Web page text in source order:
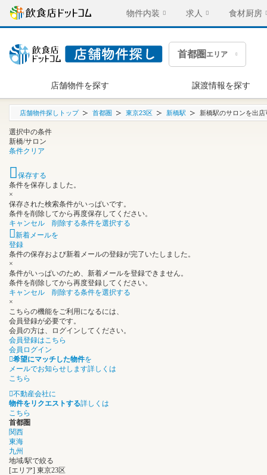
物件内装 求人 食材厨房
首都圏 エリア
店舗物件を探す 譲渡情報を探す
店舗物件探しトップ 首都圏 東京23区 新橋駅 新橋駅のサロンを出
選択中の条件
新橋/サロン
条件クリア
保存する
条件を保存しました。
×
保存された検索条件がいっぱいです。
条件を削除してから再度保存してください。
キャンセル
削除する条件を選択する
新着メールを
登録
条件の保存および新着メールの登録が完了いたしました。
×
条件がいっぱいのため、新着メールを登録できません。
条件を削除してから再度登録してください。
キャンセル
削除する条件を選択する
×
こちらの機能をご利用になるには、
会員登録が必要です。
会員の方は、ログインしてください。
会員登録はこちら
会員ログイン
希望にマッチした物件を
メールでお知らせします詳しくは
こちら
不動産会社に
物件をリクエストする詳しくは
こちら
首都圏
関西
東海
九州
地域/駅で絞る
[エリア] 東京23区